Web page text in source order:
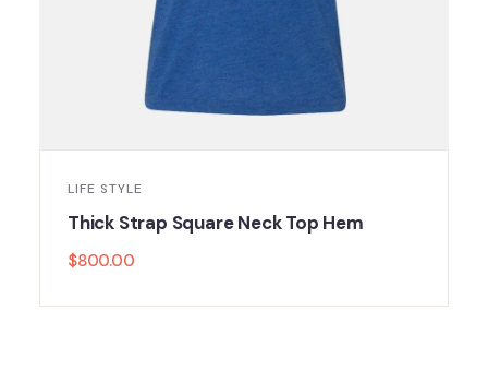
LIFE STYLE
Thick Strap Square Neck Top Hem
$800.00